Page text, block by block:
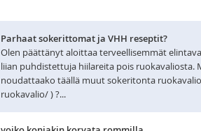
Parhaat sokerittomat ja VHH reseptit?
Olen päättänyt aloittaa terveellisemmät
liian puhdistettuja hiilareita pois
noudattaako täällä muut sokeritonta
ruokavalio/ ) ?...